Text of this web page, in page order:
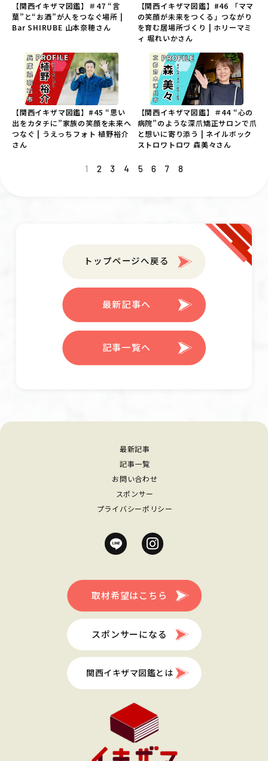
【関西イキザマ図鑑】＃47 “言
葉”と“お酒”が人をつなぐ場所 |
Bar SHIRUBE 山本奈穂さん
【関西イキザマ図鑑】#46 「ママ
の笑顔が未来をつくる」つながり
を育む居場所づくり | ホリーマミ
ィ 堀れいかさん
【関西イキザマ図鑑】#45 “思い
出をカタチに”家族の笑顔を未来へ
つなぐ | うえっちフォト 植野裕介
さん
【関西イキザマ図鑑】＃44 “心の
病院”のような深爪矯正サロンで爪
と想いに寄り添う | ネイルボック
ストロワトロワ 森美々さん
1 2 3 4 5 6 7 8
トップページへ戻る
最新記事へ
記事一覧へ
取材希望はこちら
スポンサーになる
関西イキザマ図鑑とは
最新記事
記事一覧
お問い合わせ
スポンサー
プライバシーポリシー